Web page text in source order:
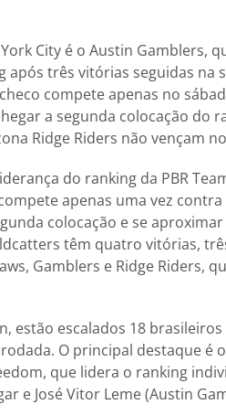
City é o Austin Gamblers,
três vitórias seguidas na
compete apenas no
a segunda colocação do
Ridge Riders não vençam
do ranking da PBR
apenas uma vez
colocação e se
têm quatro vitórias,
Gamblers e Ridge Riders,
estão escalados 18
O principal destaque é
que lidera o ranking
e José Vitor Leme (Austin